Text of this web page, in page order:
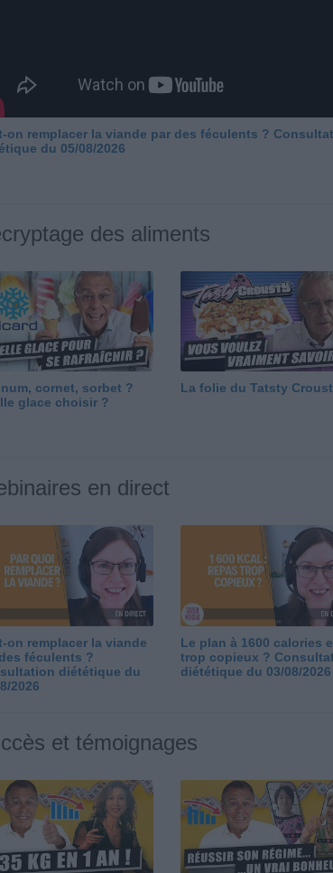
on remplacer la viande par des féculents ?
du 05/08/2026
des aliments
cornet, sorbet ?
glace choisir ?
La folie du Tatsty
en direct
on remplacer la viande
féculents ?
diététique du
2026
Le plan à 1600 calories
trop copieux ?
diététique du 03/08/2026
et témoignages